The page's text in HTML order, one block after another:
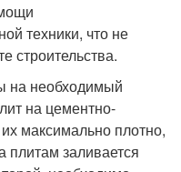
техники, что не
строительства.
на необходимый
на цементно-
максимально плотно,
плитам заливается